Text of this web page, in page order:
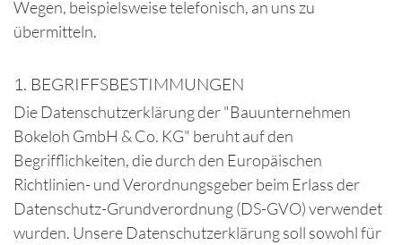
Wegen, beispielsweise telefonisch, an uns zu
übermitteln.
1. BEGRIFFSBESTIMMUNGEN
Die Datenschutzerklärung der "Bauunternehmen
Bokeloh GmbH & Co. KG" beruht auf den
Begrifflichkeiten, die durch den Europäischen
Richtlinien- und Verordnungsgeber beim Erlass der
Datenschutz-Grundverordnung (DS-GVO) verwendet
wurden. Unsere Datenschutzerklärung soll sowohl für